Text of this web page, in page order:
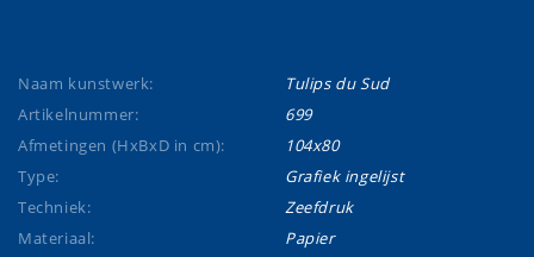
Naam kunstwerk:
Tulips du Sud
Artikelnummer:
699
Afmetingen (HxBxD in cm):
104x80
Type:
Grafiek ingelijst
Techniek:
Zeefdruk
Materiaal:
Papier